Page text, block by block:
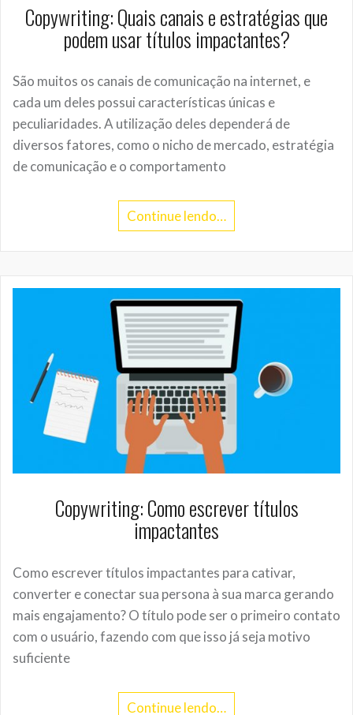
Copywriting: Quais canais e estratégias que
podem usar títulos impactantes?
São muitos os canais de comunicação na internet, e
cada um deles possui características únicas e
peculiaridades. A utilização deles dependerá de
diversos fatores, como o nicho de mercado, estratégia
de comunicação e o comportamento
Continue lendo…
Copywriting: Como escrever títulos
impactantes
Como escrever títulos impactantes para cativar,
converter e conectar sua persona à sua marca gerando
mais engajamento? O título pode ser o primeiro contato
com o usuário, fazendo com que isso já seja motivo
suficiente
Continue lendo…